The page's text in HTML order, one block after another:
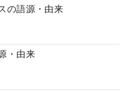
の語源・由来
・由来